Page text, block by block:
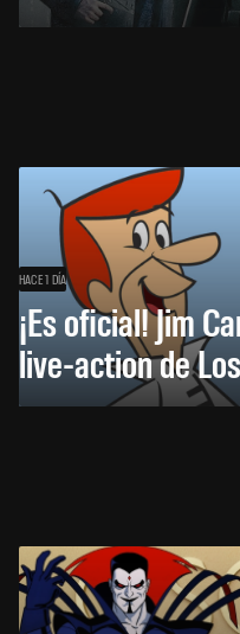
HACE 1 DÍA
¡Es oficial! Jim
live-action de